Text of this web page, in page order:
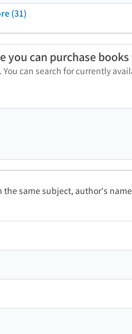
(31)
you can purchase
can search for currently
same subject, author's